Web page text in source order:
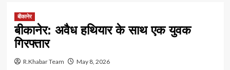
बीकानेर
बीकानेर: अवैध हथियार के साथ एक युवक
गिरफ्तार
R.Khabar Team May 8, 2026